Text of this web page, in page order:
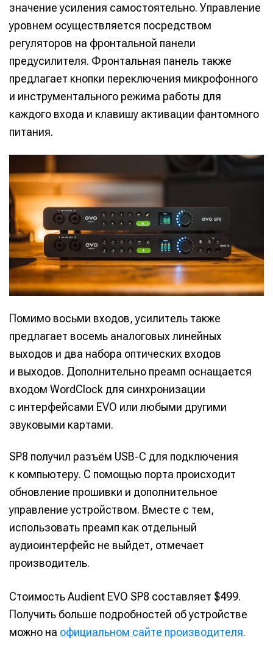
значение усиления самостоятельно. Управление
уровнем осуществляется посредством
регуляторов на фронтальной панели
предусилителя. Фронтальная панель также
предлагает кнопки переключения микрофонного
и инструментального режима работы для
каждого входа и клавишу активации фантомного
питания.
Помимо восьми входов, усилитель также
предлагает восемь аналоговых линейных
выходов и два набора оптических входов
и выходов. Дополнительно преамп оснащается
входом WordClock для синхронизации
с интерфейсами EVO или любыми другими
звуковыми картами.
SP8 получил разъём USB-C для подключения
к компьютеру. С помощью порта происходит
обновление прошивки и дополнительное
управление устройством. Вместе с тем,
использовать преамп как отдельный
аудиоинтерфейс не выйдет, отмечает
производитель.
Стоимость Audient EVO SP8 составляет $499.
Получить больше подробностей об устройстве
можно на официальном сайте производителя.